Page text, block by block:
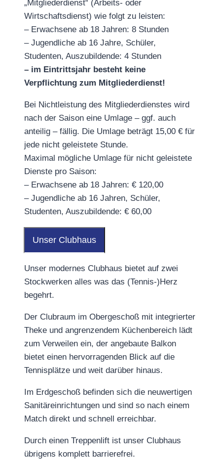
„Mitgliederdienst“ (Arbeits- oder
Wirtschaftsdienst) wie folgt zu leisten:
– Erwachsene ab 18 Jahren: 8 Stunden
– Jugendliche ab 16 Jahre, Schüler,
Studenten, Auszubildende: 4 Stunden
– im Eintrittsjahr besteht keine
Verpflichtung zum Mitgliederdienst!
Bei Nichtleistung des Mitgliederdienstes wird
nach der Saison eine Umlage – ggf. auch
anteilig – fällig. Die Umlage beträgt 15,00 € für
jede nicht geleistete Stunde.
Maximal mögliche Umlage für nicht geleistete
Dienste pro Saison:
– Erwachsene ab 18 Jahren: € 120,00
– Jugendliche ab 16 Jahren, Schüler,
Studenten, Auszubildende: € 60,00
Unser Clubhaus
Unser modernes Clubhaus bietet auf zwei
Stockwerken alles was das (Tennis-)Herz
begehrt.
Der Clubraum im Obergeschoß mit integrierter
Theke und angrenzendem Küchenbereich lädt
zum Verweilen ein, der angebaute Balkon
bietet einen hervorragenden Blick auf die
Tennisplätze und weit darüber hinaus.
Im Erdgeschoß befinden sich die neuwertigen
Sanitäreinrichtungen und sind so nach einem
Match direkt und schnell erreichbar.
Durch einen Treppenlift ist unser Clubhaus
übrigens komplett barrierefrei.